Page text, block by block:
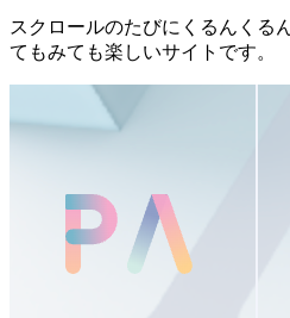
スクロールのたびにくるんくる
てもみても楽しいサイトです。